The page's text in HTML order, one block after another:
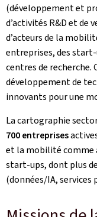
(développement et
d’activités R&D et de
d’acteurs de la
entreprises, des
centres de
développement de
innovants pour une
La cartographie
700 entreprises
et la mobilité comme
start‑ups, dont plus
(données/IA,